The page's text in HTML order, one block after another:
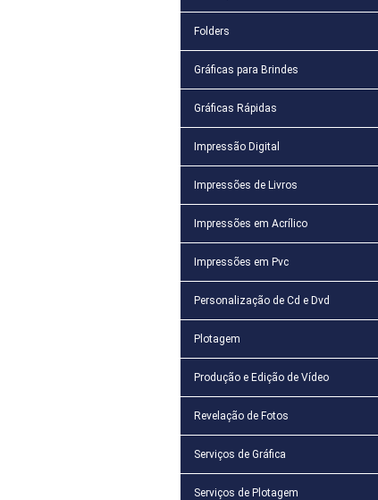
Folders
Gráficas para Brindes
Gráficas Rápidas
Impressão Digital
Impressões de Livros
Impressões em Acrílico
Impressões em Pvc
Personalização de Cd e Dvd
Plotagem
Produção e Edição de Vídeo
Revelação de Fotos
Serviços de Gráfica
Serviços de Plotagem